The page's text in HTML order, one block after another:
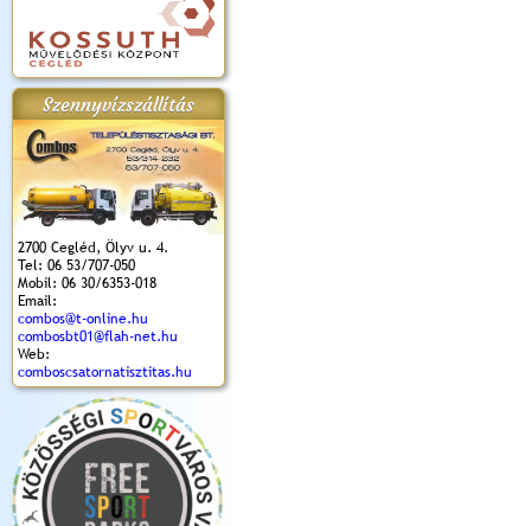
Szennyvízszállítás
2700 Cegléd, Ölyv u. 4.
Tel: 06 53/707-050
Mobil: 06 30/6353-018
Email:
combos@t-online.hu
combosbt01@flah-net.hu
Web:
comboscsatornatisztitas.hu